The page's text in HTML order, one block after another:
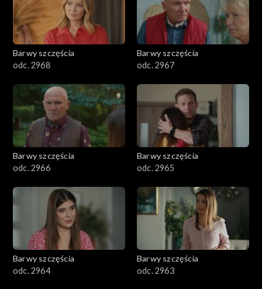
Barwy szczęścia
odc. 2968
Barwy szczęścia
odc. 2967
Barwy szczęścia
odc. 2966
Barwy szczęścia
odc. 2965
Barwy szczęścia
odc. 2964
Barwy szczęścia
odc. 2963